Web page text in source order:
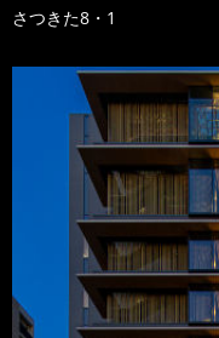
さつきた8・1